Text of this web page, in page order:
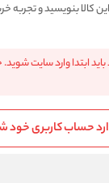
کالا بنویسید و تجربه
ابتدا وارد سایت
حساب کاربری خود